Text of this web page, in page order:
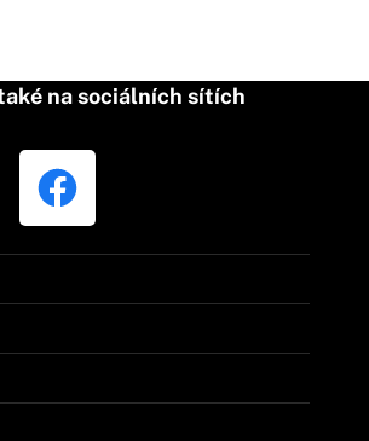
na sociálních sítích